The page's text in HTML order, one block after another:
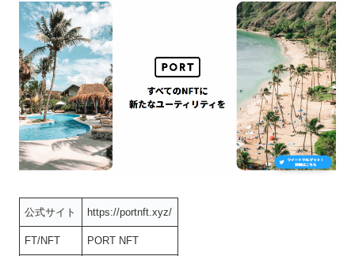
公式サイト https://portnft.xyz/
FT/NFT PORT NFT